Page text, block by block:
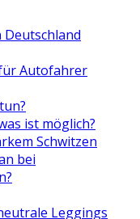
Autofahrer
ist möglich?
Schwitzen
bei
Leggings